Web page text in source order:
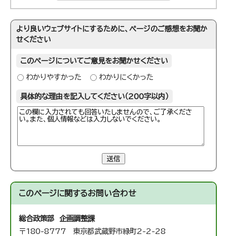
より良いウェブサイトにするために、ページのご感想をお聞か
せください
このページについてご意見をお聞かせください
わかりやすかった わかりにくかった
具体的な理由を記入してください（200字以内）
送信
このページに関するお問い合わせ
総合政策部 企画調整課
〒180-8777 東京都武蔵野市緑町2-2-28